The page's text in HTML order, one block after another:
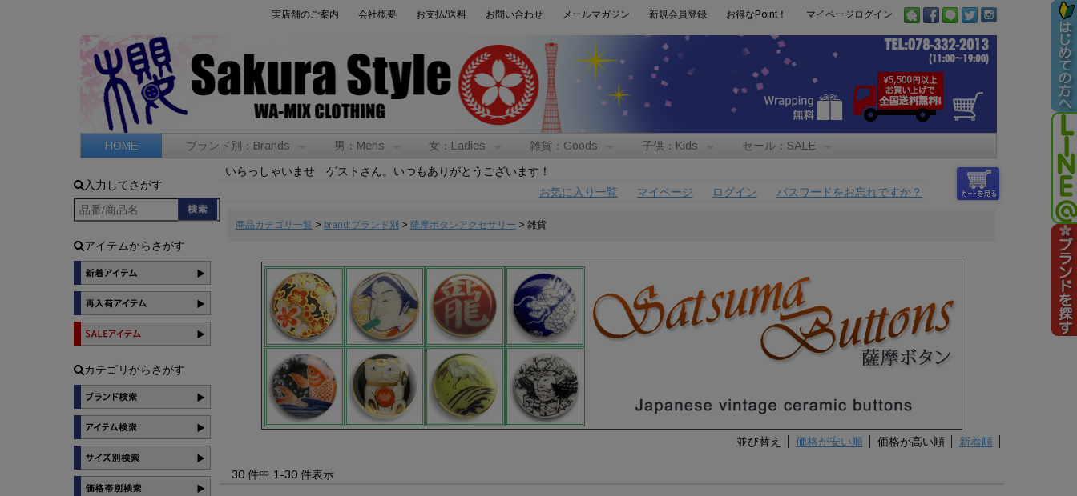
実店舗のご案内 会社概要 お支払/送料 お問い合わせ メールマガジン 新規会員登録 お得なPoint！ マイページログイン
HOME ブランド別：Brands 男：Mens 女：Ladies 雑貨：Goods 子供：Kids セール：SALE
入力してさがす
アイテムからさがす
カテゴリからさがす
いらっしゃいませ ゲストさん。いつもありがとうございます！
お気に入り一覧
マイページ ログイン パスワードをお忘れですか？
商品カテゴリ一覧 > brand:ブランド別 > 薩摩ボタンアクセサリー > 雑貨
並び替え 価格が安い順 価格が高い順 新着順
30 件中 1-30 件表示